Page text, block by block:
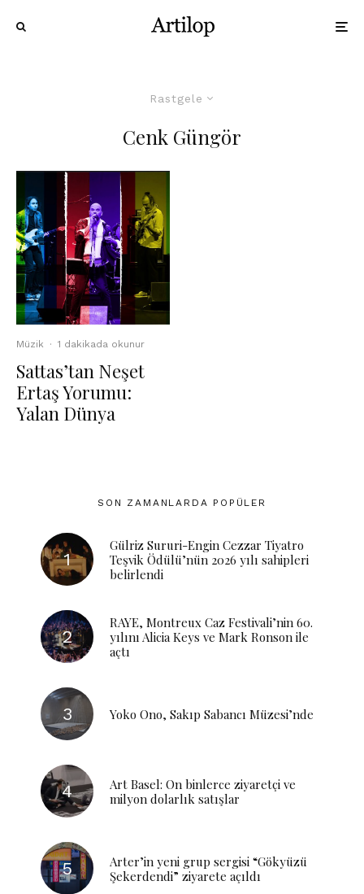
Rastgele
Cenk Güngör
Müzik · 1 dakikada okunur
Sattas’tan Neşet
Ertaş Yorumu:
Yalan Dünya
SON ZAMANLARDA POPÜLER
Gülriz Sururi-Engin Cezzar Tiyatro
Teşvik Ödülü’nün 2026 yılı sahipleri
belirlendi
RAYE, Montreux Caz Festivali’nin 60.
yılını Alicia Keys ve Mark Ronson ile
açtı
Yoko Ono, Sakıp Sabancı Müzesi’nde
Art Basel: On binlerce ziyaretçi ve
milyon dolarlık satışlar
Arter’in yeni grup sergisi “Gökyüzü
Şekerdendi” ziyarete açıldı